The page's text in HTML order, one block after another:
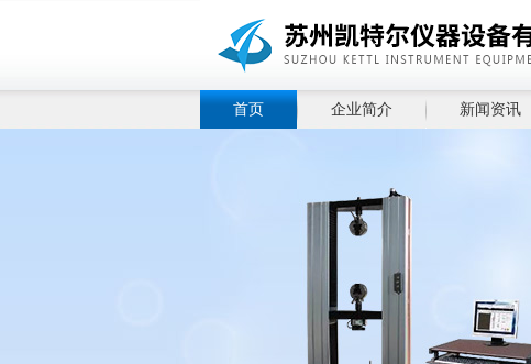
首页 企业简介 新闻资讯